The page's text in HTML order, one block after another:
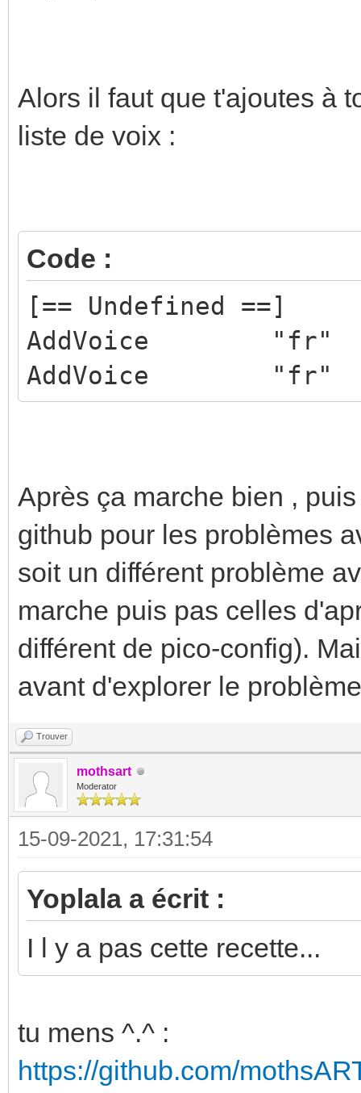
Alors il faut que t'ajoutes à
liste de voix :
Code :
[== Undefined ==]
AddVoice "fr"
AddVoice "fr"
Après ça marche bien ,
github pour les problèmes
soit un différent problème
marche puis pas celles
différent de pico-config).
avant d'explorer le
Trouver
mothsart
Moderator
15-09-2021, 17:31:54
Yoplala a écrit :
I l y a pas cette recette...
tu mens ^.^ :
https://github.com/